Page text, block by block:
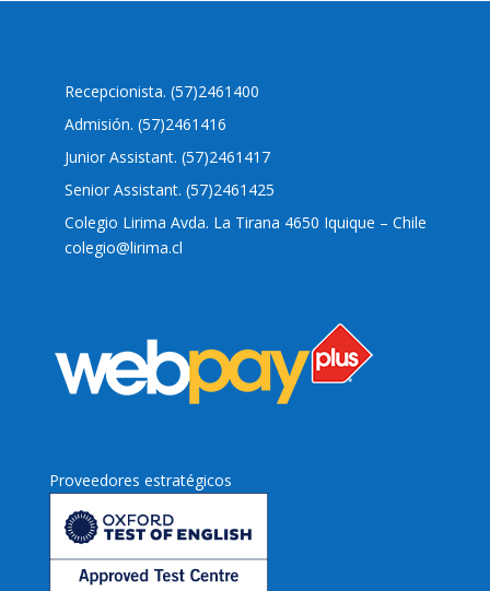
Recepcionista. (57)2461400
Admisión. (57)2461416
Junior Assistant. (57)2461417
Senior Assistant. (57)2461425
Colegio Lirima Avda. La Tirana 4650 Iquique – Chile
colegio@lirima.cl
Proveedores estratégicos